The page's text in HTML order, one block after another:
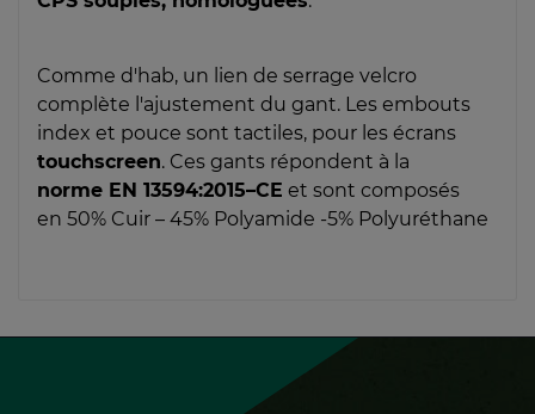
Comme d'hab, un lien de serrage velcro
complète l'ajustement du gant. Les embouts
index et pouce sont tactiles, pour les écrans
touchscreen. Ces gants répondent à la
norme EN 13594:2015–CE et sont composés
en 50% Cuir – 45% Polyamide -5% Polyuréthane